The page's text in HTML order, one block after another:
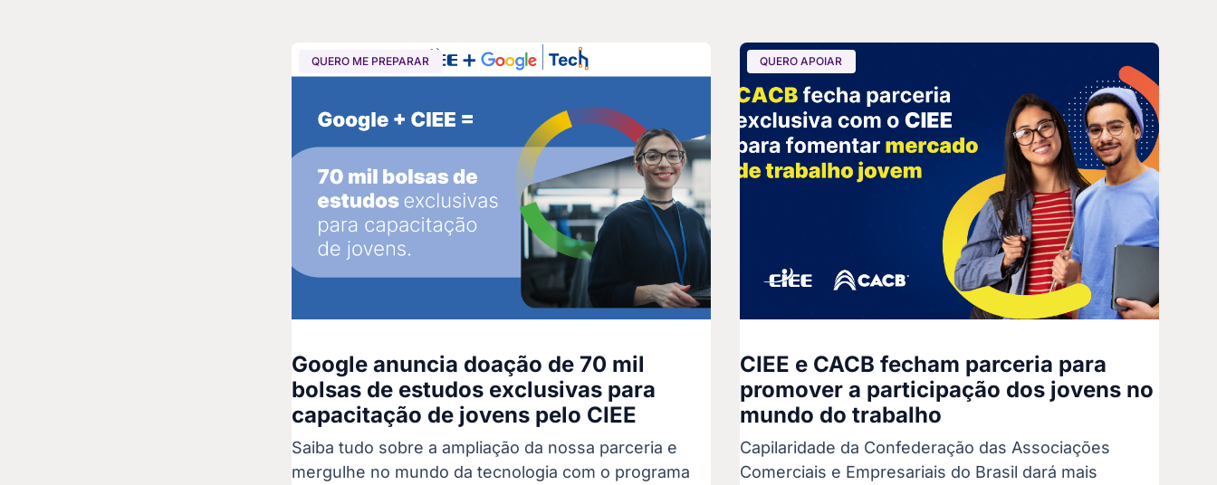
QUERO ME PREPARAR
Google anuncia doação de 70 mil
bolsas de estudos exclusivas para
capacitação de jovens pelo CIEE
Saiba tudo sobre a ampliação da nossa parceria e
mergulhe no mundo da tecnologia com o programa
QUERO APOIAR
CIEE e CACB fecham parceria para
promover a participação dos jovens no
mundo do trabalho
Capilaridade da Confederação das Associações
Comerciais e Empresariais do Brasil dará mais